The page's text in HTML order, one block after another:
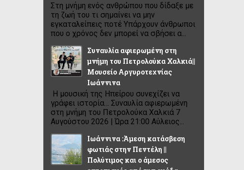
Στη μνήμη ενός ανθρώπου που δίδαξε με
τη ζωή του τι σημαίνει να μην
εγκαταλείπεις ποτέ Υπάρχουν άνθρωποι
που ο χρόνος δεν μπορεί να σβήσει α...
Συναυλία αφιερωμένη στη
μνήμη του Πετρολούκα Χαλκιά||
Μουσείο Αργυροτεχνίας
Ιωάννινα
Η μουσική της Ηπείρου συνεχίζει να
γράφει ιστορία… Συναυλία αφιερωμένη
στη μνήμη του Πετρολούκα Χαλκιά 7
Αυγούστου 2026 | Ώρα 21:00 Αύλειος...
Ιωάννινα :Άμεση κατάσβεση
φωτιάς στην Πεντέλη ||
Πολύτιμος και ο άμεσος